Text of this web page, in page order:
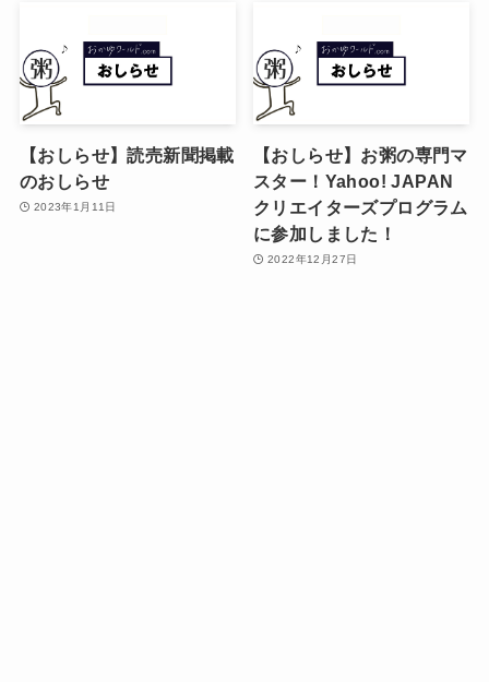
【おしらせ】読売新聞掲載
のおしらせ
2023年1月11日
【おしらせ】お粥の専門マ
スター！Yahoo! JAPAN
クリエイターズプログラム
に参加しました！
2022年12月27日